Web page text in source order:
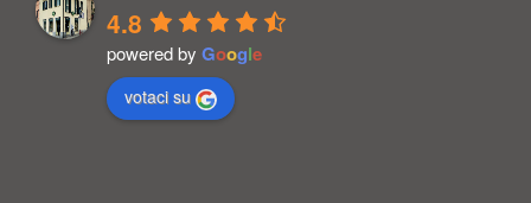
4.8
powered by Google
votaci su